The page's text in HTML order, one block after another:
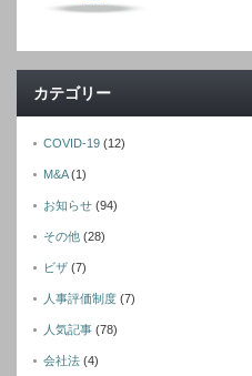
カテゴリー
COVID-19 (12)
M&A(1)
お知らせ (94)
その他 (28)
ビザ (7)
人事評価制度 (7)
人気記事 (78)
会社法 (4)